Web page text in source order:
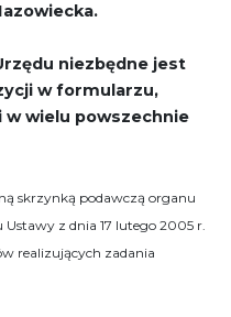
niezbędne jest
w formularzu,
w wielu powszechnie
skrzynką podawczą organu
z dnia 17 lutego 2005 r.
realizujących zadania